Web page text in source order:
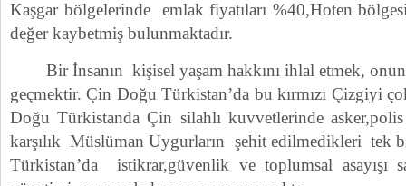
Kaşgar bölgelerinde emlak fiyatıları %40,Hoten
değer kaybetmiş bulunmaktadır.
Bir İnsanın kişisel yaşam hakkını ihlal etmek, onun
geçmektir. Çin Doğu Türkistan’da bu kırmızı Çizgiyi
Doğu Türkistanda Çin silahlı kuvvetlerinde
karşılık Müslüman Uygurların şehit edilmedikleri tek
Türkistan’da istikrar,güvenlik ve toplumsal asayışı